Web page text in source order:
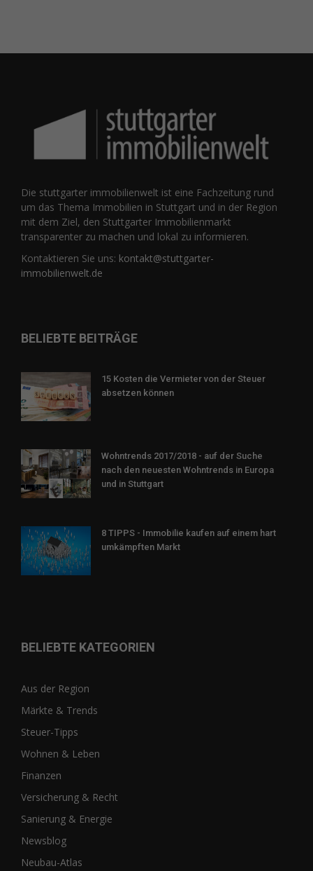
Die stuttgarter immobilienwelt ist eine Fachzeitung rund
um das Thema Immobilien in Stuttgart und in der Region
mit dem Ziel, den Stuttgarter Immobilienmarkt
transparenter zu machen und lokal zu informieren.
Kontaktieren Sie uns: kontakt@stuttgarter-
immobilienwelt.de
BELIEBTE BEITRÄGE
15 Kosten die Vermieter von der Steuer
absetzen können
Wohntrends 2017/2018 - auf der Suche
nach den neuesten Wohntrends in Europa
und in Stuttgart
8 TIPPS - Immobilie kaufen auf einem hart
umkämpften Markt
BELIEBTE KATEGORIEN
Aus der Region
Märkte & Trends
Steuer-Tipps
Wohnen & Leben
Finanzen
Versicherung & Recht
Sanierung & Energie
Newsblog
Neubau-Atlas